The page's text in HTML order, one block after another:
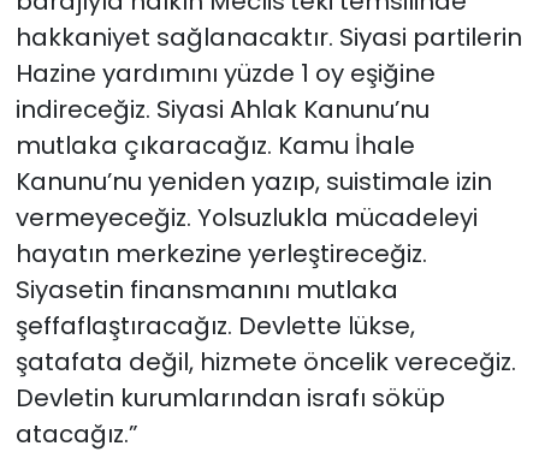
hakkaniyet sağlanacaktır. Siyasi partilerin
Hazine yardımını yüzde 1 oy eşiğine
indireceğiz. Siyasi Ahlak Kanunu’nu
mutlaka çıkaracağız. Kamu İhale
Kanunu’nu yeniden yazıp, suistimale izin
vermeyeceğiz. Yolsuzlukla mücadeleyi
hayatın merkezine yerleştireceğiz.
Siyasetin finansmanını mutlaka
şeffaflaştıracağız. Devlette lükse,
şatafata değil, hizmete öncelik vereceğiz.
Devletin kurumlarından israfı söküp
atacağız.”